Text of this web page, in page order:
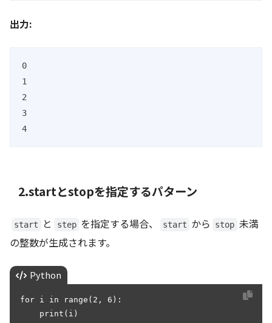
出力:
0
1
2
3
4
2.startとstopを指定するパターン
start と step を指定する場合、 start から stop 未満
の整数が生成されます。
Python
for i in range(2, 6):
    print(i)